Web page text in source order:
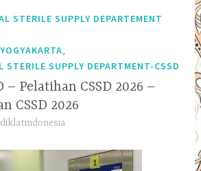
STERILE SUPPLY DEPARTEMENT
STERILE SUPPLY DEPARTMENT-CSSD
– Pelatihan CSSD 2026 –
CSSD 2026